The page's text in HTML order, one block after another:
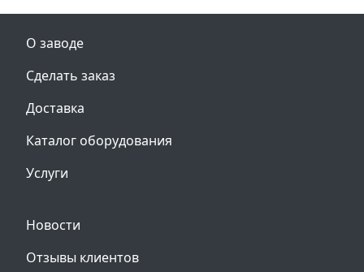
О заводе
Сделать заказ
Доставка
Каталог оборудования
Услуги
Новости
Отзывы клиентов